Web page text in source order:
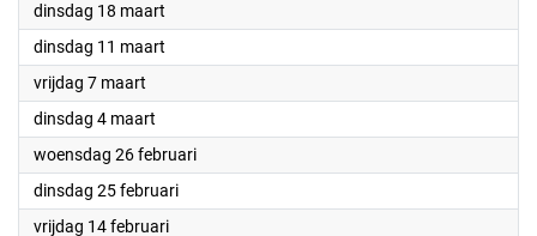
dinsdag 18 maart
dinsdag 11 maart
vrijdag 7 maart
dinsdag 4 maart
woensdag 26 februari2025
dinsdag 25 februari2025
vrijdag 14 februari2025